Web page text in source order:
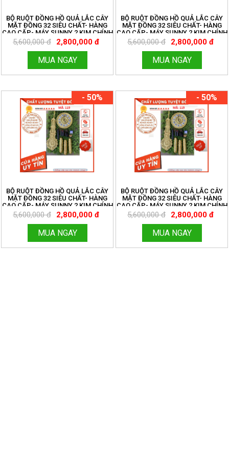
BỘ RUỘT ĐỒNG HỒ QUẢ LẮC CÂY
MẶT ĐỒNG 32 SIÊU CHẤT- HÀNG
CAO CẤP- MÁY SUNNY 2 KIM CHÍNH
HÃNG- TẶNG KÈM PIN XỊN- MIỄN
SHIP TOÀN QUỐC- ĐỒNG HỒ
5,600,000 đ 2,800,000 đ
MUA NGAY
BỘ RUỘT ĐỒNG HỒ QUẢ LẮC CÂY
MẶT ĐỒNG 32 SIÊU CHẤT- HÀNG
CAO CẤP- MÁY SUNNY 2 KIM CHÍNH
HÃNG- TẶNG KÈM PIN XỊN- MIỄN
SHIP TOÀN QUỐC- ĐỒNG HỒ
5,600,000 đ 2,800,000 đ
MUA NGAY
- 50%
BỘ RUỘT ĐỒNG HỒ QUẢ LẮC CÂY
MẶT ĐỒNG 32 SIÊU CHẤT- HÀNG
CAO CẤP- MÁY SUNNY 2 KIM CHÍNH
HÃNG- TẶNG KÈM PIN XỊN- MIỄN
SHIP TOÀN QUỐC- ĐỒNG HỒ
5,600,000 đ 2,800,000 đ
MUA NGAY
- 50%
BỘ RUỘT ĐỒNG HỒ QUẢ LẮC CÂY
MẶT ĐỒNG 32 SIÊU CHẤT- HÀNG
CAO CẤP- MÁY SUNNY 2 KIM CHÍNH
HÃNG- TẶNG KÈM PIN XỊN- MIỄN
SHIP TOÀN QUỐC- ĐỒNG HỒ
5,600,000 đ 2,800,000 đ
MUA NGAY